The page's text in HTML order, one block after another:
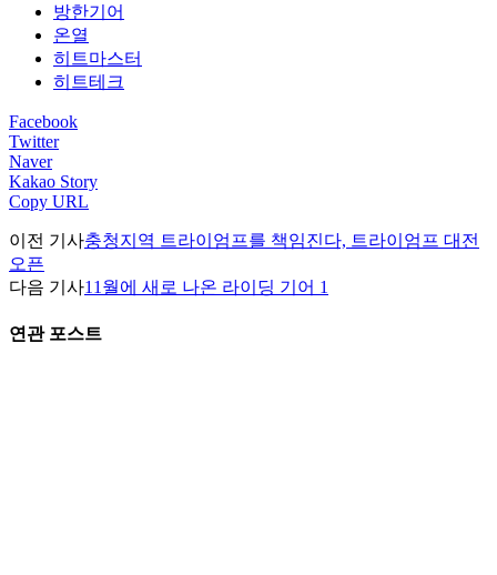
방한기어
온열
히트마스터
히트테크
Facebook
Twitter
Naver
Kakao Story
Copy URL
이전 기사충청지역 트라이엄프를 책임진다, 트라이엄프 대전
오픈
다음 기사11월에 새로 나온 라이딩 기어 1
연관 포스트